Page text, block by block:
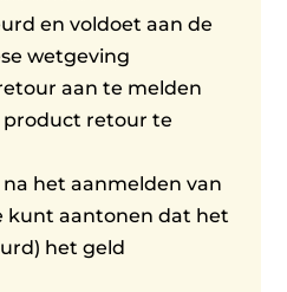
en voldoet aan de
wetgeving
aan te melden
product retour te
het aanmelden van
kunt aantonen dat het
het geld